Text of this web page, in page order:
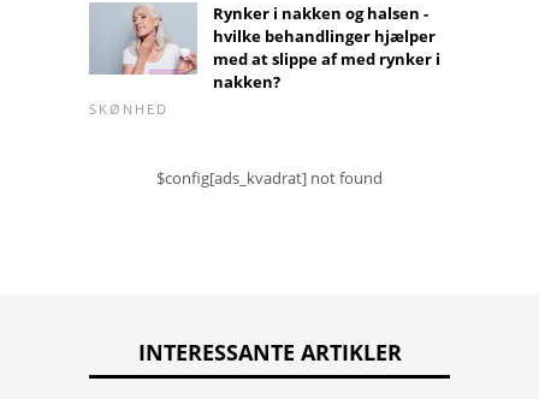
Rynker i nakken og halsen -
hvilke behandlinger hjælper
med at slippe af med rynker i
nakken?
SKØNHED
$config[ads_kvadrat] not found
INTERESSANTE ARTIKLER